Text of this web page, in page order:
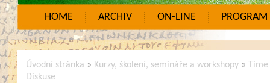
HOME ARCHIV ON-LINE PROGRAM
Úvodní stránka » Kurzy, školení, semináře a workshopy »
Diskuse